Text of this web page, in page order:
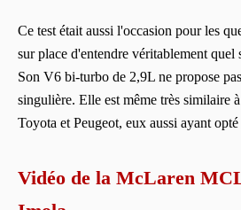
Ce test était aussi l'occasion pour les
sur place d'entendre véritablement
Son V6 bi-turbo de 2,9L ne propose
singulière. Elle est même très similaire
Toyota et Peugeot, eux aussi ayant
Vidéo de la McLaren